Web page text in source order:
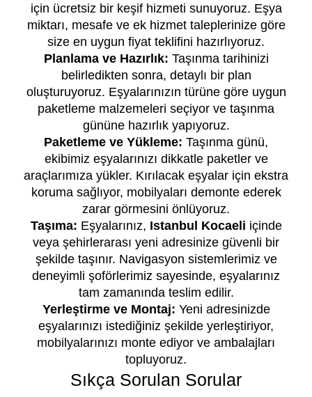
için ücretsiz bir keşif hizmeti sunuyoruz. Eşya
miktarı, mesafe ve ek hizmet taleplerinize göre
size en uygun fiyat teklifini hazırlıyoruz.
Planlama ve Hazırlık: Taşınma tarihinizi
belirledikten sonra, detaylı bir plan
oluşturuyoruz. Eşyalarınızın türüne göre uygun
paketleme malzemeleri seçiyor ve taşınma
gününe hazırlık yapıyoruz.
Paketleme ve Yükleme: Taşınma günü,
ekibimiz eşyalarınızı dikkatle paketler ve
araçlarımıza yükler. Kırılacak eşyalar için ekstra
koruma sağlıyor, mobilyaları demonte ederek
zarar görmesini önlüyoruz.
Taşıma: Eşyalarınız, Istanbul Kocaeli içinde
veya şehirlerarası yeni adresinize güvenli bir
şekilde taşınır. Navigasyon sistemlerimiz ve
deneyimli şoförlerimiz sayesinde, eşyalarınız
tam zamanında teslim edilir.
Yerleştirme ve Montaj: Yeni adresinizde
eşyalarınızı istediğiniz şekilde yerleştiriyor,
mobilyalarınızı monte ediyor ve ambalajları
topluyoruz.
Sıkça Sorulan Sorular